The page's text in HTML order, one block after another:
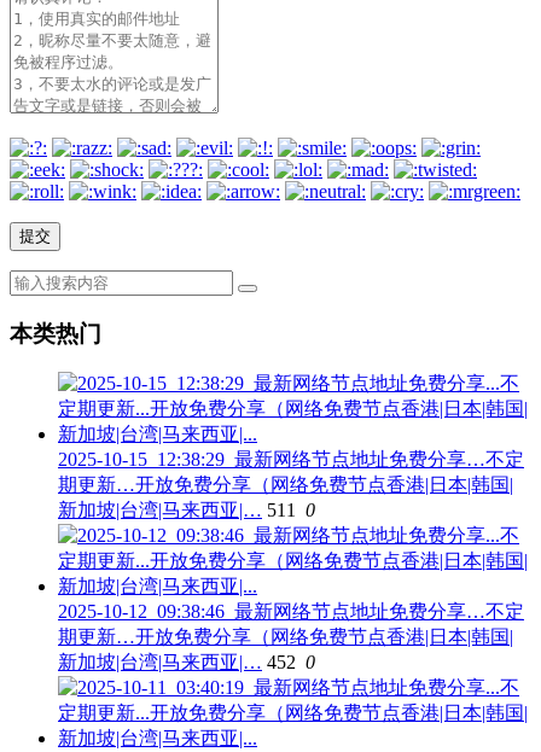
本类热门
2025-10-15_12:38:29_最新网络节点地址免费分享…不定
期更新…开放免费分享（网络免费节点香港|日本|韩国|
新加坡|台湾|马来西亚|… 511 0
2025-10-12_09:38:46_最新网络节点地址免费分享…不定
期更新…开放免费分享（网络免费节点香港|日本|韩国|
新加坡|台湾|马来西亚|… 452 0